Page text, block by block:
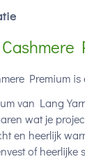
Premium
van Lang
wat je
en heerlijk
of heerlijke